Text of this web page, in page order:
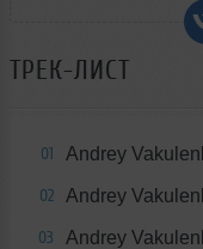
ТРЕК-ЛИСТ
01 Andrey
02 Andrey
03 Andrey